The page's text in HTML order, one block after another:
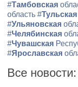
#Тамбовская
область #Тульская
#Ульяновская
#Челябинская
#Чувашская
#Ярославская
Все новости: